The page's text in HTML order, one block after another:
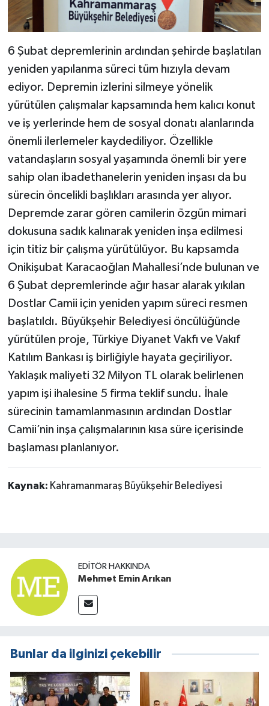
6 Şubat depremlerinin ardından şehirde başlatılan
yeniden yapılanma süreci tüm hızıyla devam
ediyor. Depremin izlerini silmeye yönelik
yürütülen çalışmalar kapsamında hem kalıcı konut
ve iş yerlerinde hem de sosyal donatı alanlarında
önemli ilerlemeler kaydediliyor. Özellikle
vatandaşların sosyal yaşamında önemli bir yere
sahip olan ibadethanelerin yeniden inşası da bu
sürecin öncelikli başlıkları arasında yer alıyor.
Depremde zarar gören camilerin özgün mimari
dokusuna sadık kalınarak yeniden inşa edilmesi
için titiz bir çalışma yürütülüyor. Bu kapsamda
Onikişubat Karacaoğlan Mahallesi’nde bulunan ve
6 Şubat depremlerinde ağır hasar alarak yıkılan
Dostlar Camii için yeniden yapım süreci resmen
başlatıldı. Büyükşehir Belediyesi öncülüğünde
yürütülen proje, Türkiye Diyanet Vakfı ve Vakıf
Katılım Bankası iş birliğiyle hayata geçiriliyor.
Yaklaşık maliyeti 32 Milyon TL olarak belirlenen
yapım işi ihalesine 5 firma teklif sundu. İhale
sürecinin tamamlanmasının ardından Dostlar
Camii’nin inşa çalışmalarının kısa süre içerisinde
başlaması planlanıyor.
Kaynak: Kahramanmaraş Büyükşehir Belediyesi
EDITÖR HAKKINDA
Mehmet Emin Arıkan
Bunlar da ilginizi çekebilir